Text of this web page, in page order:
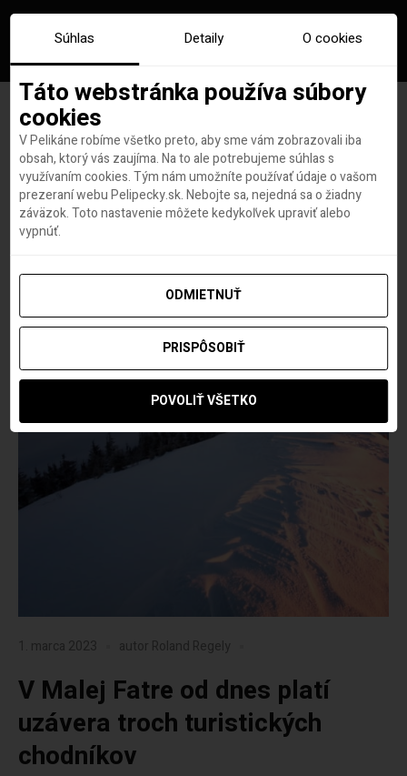
Značka:mala fatra
1. marca 2023 autor Roland Regely
V Malej Fatre od dnes platí
uzávera troch turistických
chodníkov
Súhlas Detaily O cookies
Táto webstránka používa súbory
cookies
V Pelikáne robíme všetko preto, aby sme vám zobrazovali iba
obsah, ktorý vás zaujíma. Na to ale potrebujeme súhlas s
využívaním cookies. Tým nám umožníte používať údaje o vašom
prezeraní webu Pelipecky.sk. Nebojte sa, nejedná sa o žiadny
záväzok. Toto nastavenie môžete kedykoľvek upraviť alebo
vypnúť.
ODMIETNUŤ
PRISPÔSOBIŤ
POVOLIŤ VŠETKO